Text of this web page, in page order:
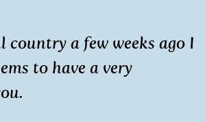
a few weeks ago I
to have a very